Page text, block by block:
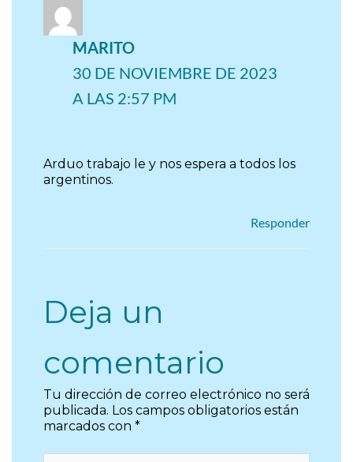
MARITO
30 DE NOVIEMBRE DE 2023
Arduo trabajo le y nos espera a todos los
Responder
Deja un
comentario
Tu dirección de correo electrónico no será
marcados con*